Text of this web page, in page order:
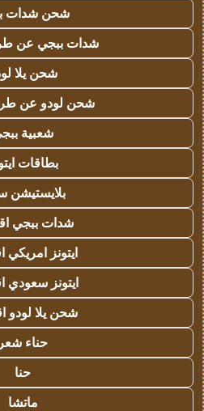
شحن شدات
شدات ببجي عن
شحن يلا
شحن لودو عن
شعبية
بطاقات
بلايستيشن
شدات ببجي
ايتونز
ايتونز سعودي
شحن يلا لودو
حناء شعر
حنا
ماتشا